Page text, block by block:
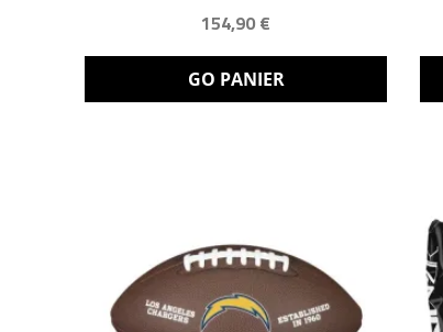
154,90 €
GO PANIER